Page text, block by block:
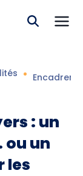
: un
un
les